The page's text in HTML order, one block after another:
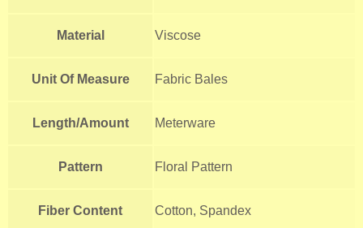
Material Viscose
Unit Of Measure Fabric Bales
Length/Amount Meterware
Pattern Floral Pattern
Fiber Content Cotton, Spandex